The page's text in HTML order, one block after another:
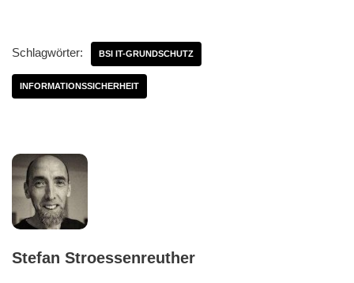
Schlagwörter: BSI IT-GRUNDSCHUTZ
INFORMATIONSSICHERHEIT
Stefan Stroessenreuther